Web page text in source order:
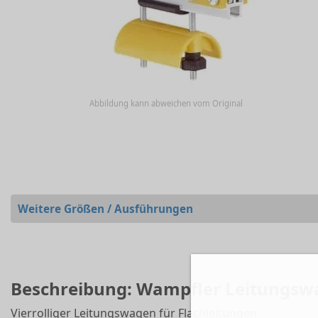
Abbildung kann abweichen vom Original
Weitere Größen / Ausführungen
Beschreibung: Wampfler
Vierrolliger Leitungswagen für Flachleitungen